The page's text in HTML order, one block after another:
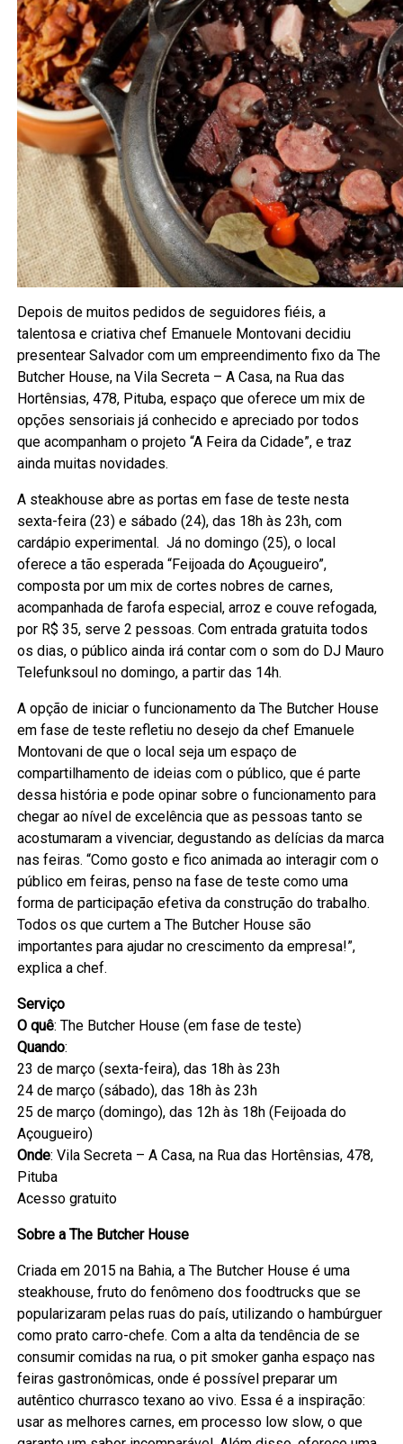
Depois de muitos pedidos de seguidores fiéis, a
talentosa e criativa chef Emanuele Montovani decidiu
presentear Salvador com um empreendimento fixo da The
Butcher House, na Vila Secreta – A Casa, na Rua das
Hortênsias, 478, Pituba, espaço que oferece um mix de
opções sensoriais já conhecido e apreciado por todos
que acompanham o projeto “A Feira da Cidade”, e traz
ainda muitas novidades.
A steakhouse abre as portas em fase de teste nesta
sexta-feira (23) e sábado (24), das 18h às 23h, com
cardápio experimental. Já no domingo (25), o local
oferece a tão esperada “Feijoada do Açougueiro”,
composta por um mix de cortes nobres de carnes,
acompanhada de farofa especial, arroz e couve refogada,
por R$ 35, serve 2 pessoas. Com entrada gratuita todos
os dias, o público ainda irá contar com o som do DJ Mauro
Telefunksoul no domingo, a partir das 14h.
A opção de iniciar o funcionamento da The Butcher House
em fase de teste refletiu no desejo da chef Emanuele
Montovani de que o local seja um espaço de
compartilhamento de ideias com o público, que é parte
dessa história e pode opinar sobre o funcionamento para
chegar ao nível de excelência que as pessoas tanto se
acostumaram a vivenciar, degustando as delícias da marca
nas feiras. “Como gosto e fico animada ao interagir com o
público em feiras, penso na fase de teste como uma
forma de participação efetiva da construção do trabalho.
Todos os que curtem a The Butcher House são
importantes para ajudar no crescimento da empresa!”,
explica a chef.
Serviço
O quê: The Butcher House (em fase de teste)
Quando:
23 de março (sexta-feira), das 18h às 23h
24 de março (sábado), das 18h às 23h
25 de março (domingo), das 12h às 18h (Feijoada do
Açougueiro)
Onde: Vila Secreta – A Casa, na Rua das Hortênsias, 478,
Pituba
Acesso gratuito
Sobre a The Butcher House
Criada em 2015 na Bahia, a The Butcher House é uma
steakhouse, fruto do fenômeno dos foodtrucks que se
popularizaram pelas ruas do país, utilizando o hambúrguer
como prato carro-chefe. Com a alta da tendência de se
consumir comidas na rua, o pit smoker ganha espaço nas
feiras gastronômicas, onde é possível preparar um
autêntico churrasco texano ao vivo. Essa é a inspiração:
usar as melhores carnes, em processo low slow, o que